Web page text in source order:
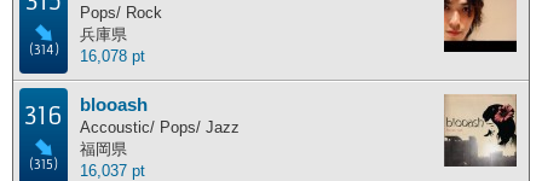
(314)
Pops/ Rock
兵庫県
16,078 pt
316
(315)
blooash
Accoustic/ Pops/ Jazz
福岡県
16,037 pt